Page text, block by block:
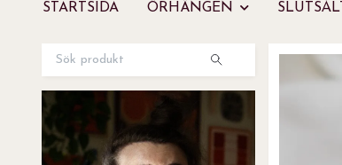
STARTSIDA ÖRHÄNGEN SLUTSÅLT